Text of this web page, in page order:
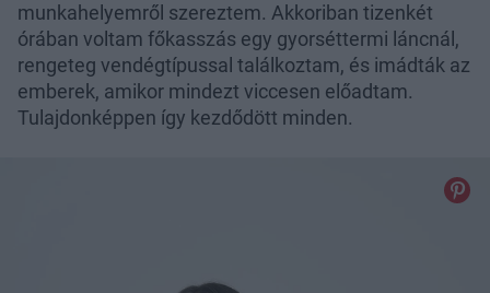
munkahelyemről szereztem. Akkoriban tizenkét
órában voltam főkasszás egy gyorséttermi láncnál,
rengeteg vendégtípussal találkoztam, és imádták az
emberek, amikor mindezt viccesen előadtam.
Tulajdonképpen így kezdődött minden.